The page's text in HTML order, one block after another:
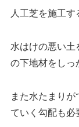
人工芝を施工す
水はけの悪い土
の下地材をしっ
また水たまり
ていく勾配も必